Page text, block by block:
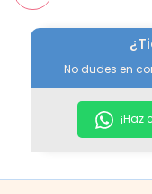
No dudes en